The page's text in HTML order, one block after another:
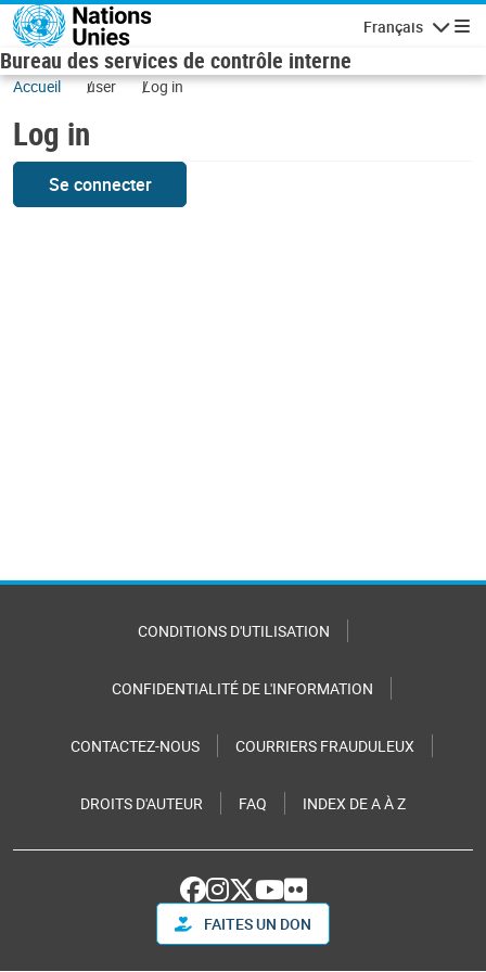
Skip to main content
Français
Bureau des services de contrôle interne
Accueil user Log in
Log in
Se connecter
CONDITIONS D'UTILISATION
CONFIDENTIALITÉ DE L'INFORMATION
CONTACTEZ-NOUS COURRIERS FRAUDULEUX
DROITS D'AUTEUR FAQ INDEX DE A À Z
FAITES UN DON